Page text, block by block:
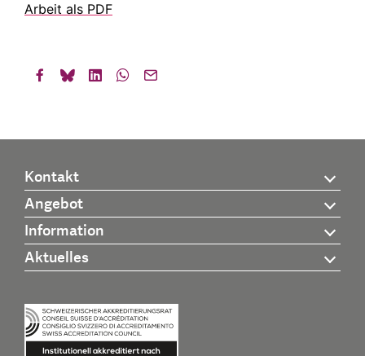
Arbeit als PDF
Kontakt
Angebot
Information
Aktuelles